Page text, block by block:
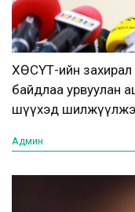
ХӨСҮТ-ийн
байдлаа урвуулан
шүүхэд
Админ